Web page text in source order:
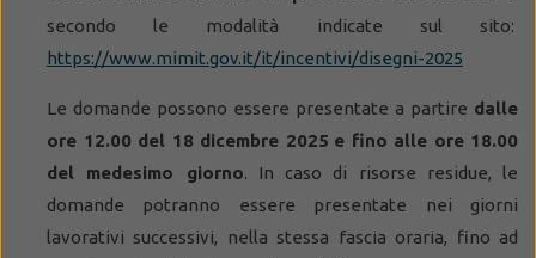
secondo le modalità indicate sul sito:
https://www.mimit.gov.it/it/incentivi/disegni-2025
Le domande possono essere presentate a partire dalle
ore 12.00 del 18 dicembre 2025 e fino alle ore 18.00
del medesimo giorno. In caso di risorse residue, le
domande potranno essere presentate nei giorni
lavorativi successivi, nella stessa fascia oraria, fino ad